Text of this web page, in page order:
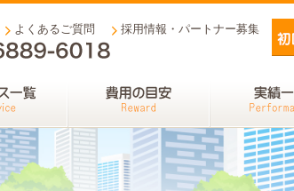
よくあるご質問 採用情報・パートナー募集